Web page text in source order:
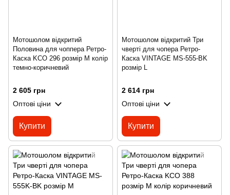
Мотошолом відкритий
Половина для чоппера Ретро-
Каска KCO 296 розмір M колір
темно-коричневий
2 605 грн
Оптові ціни
Купити
Мотошолом відкритий Три
чверті для чопера Ретро-
Каска VINTAGE MS-555-BK
розмір L
2 614 грн
Оптові ціни
Купити